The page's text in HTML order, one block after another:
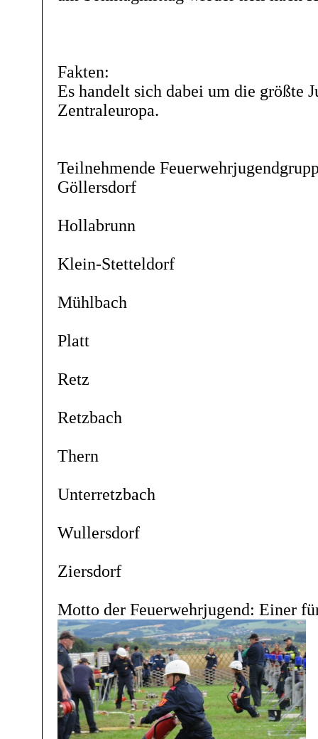
Fakten:
Es handelt sich dabei um die größte
Zentraleuropa.
Teilnehmende
Göllersdorf
Hollabrunn
Klein-Stetteldorf
Mühlbach
Platt
Retz
Retzbach
Thern
Unterretzbach
Wullersdorf
Ziersdorf
Motto der Feuerwehrjugend: Einer